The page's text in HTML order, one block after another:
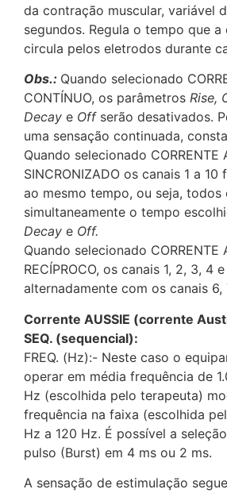
da contração muscular, variável
segundos. Regula o tempo que a
circula pelos eletrodos durante
Obs.: Quando selecionado
CONTÍNUO, os parâmetros Rise,
Decay e Off serão desativados.
uma sensação continuada,
Quando selecionado CORRENTE
SINCRONIZADO os canais 1 a
ao mesmo tempo, ou seja, todos
simultaneamente o tempo
Decay e Off.
Quando selecionado CORRENTE
RECÍPROCO, os canais 1, 2, 3, 4
alternadamente com os canais 6,
Corrente AUSSIE (corrente
SEQ. (sequencial):
FREQ. (Hz):- Neste caso o
operar em média frequência de
Hz (escolhida pelo terapeuta)
frequência na faixa (escolhida
Hz a 120 Hz. É possível a
pulso (Burst) em 4 ms ou 2 ms.
A sensação de estimulação